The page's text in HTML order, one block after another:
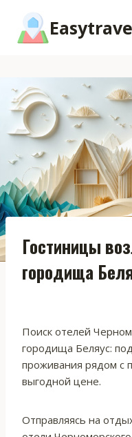
содержимому
Гостиницы
городища
Поиск отелей
городища Беляус:
проживания рядом с
выгодной цене.
Отправляясь на